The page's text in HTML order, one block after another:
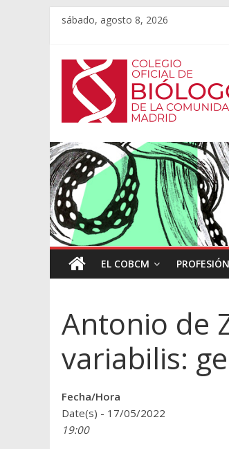
sábado, agosto 8, 2026
EL COBCM
Antonio de
variabilis:
Fecha/Hora
Date(s) - 17/05/2022
19:00